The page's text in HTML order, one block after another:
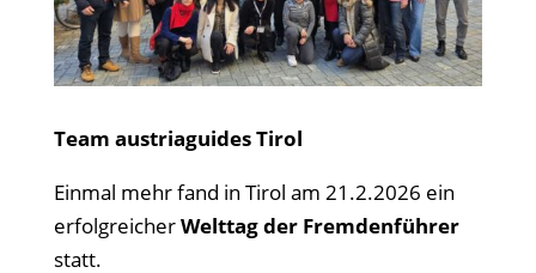
Team austriaguides Tirol
Einmal mehr fand in Tirol am 21.2.2026 ein
erfolgreicherWelttag der Fremdenführer
statt.